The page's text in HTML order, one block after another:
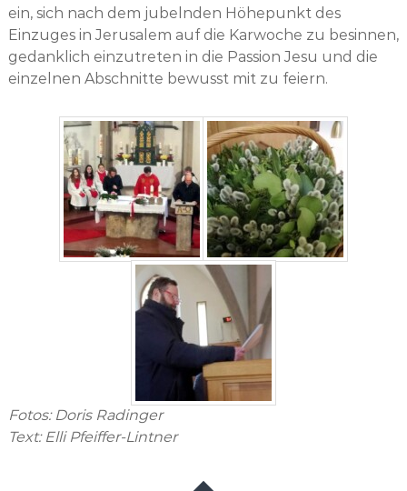
ein, sich nach dem jubelnden Höhepunkt des
Einzuges in Jerusalem auf die Karwoche zu besinnen,
gedanklich einzutreten in die Passion Jesu und die
einzelnen Abschnitte bewusst mit zu feiern.
Fotos: Doris Radinger
Text: Elli Pfeiffer-Lintner